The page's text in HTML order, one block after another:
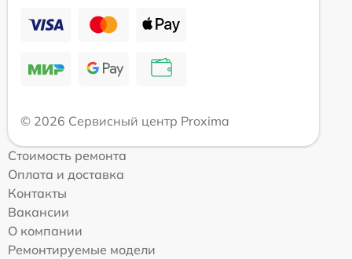
© 2026 Сервисный центр Proxima
Стоимость ремонта
Оплата и доставка
Контакты
Вакансии
О компании
Ремонтируемые модели